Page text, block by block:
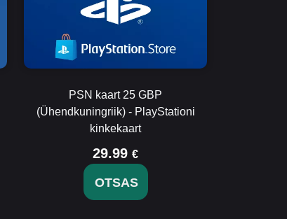
PSN kaart 25 GBP
(Ühendkuningriik) - PlayStationi
kinkekaart
29.99 €
OTSAS